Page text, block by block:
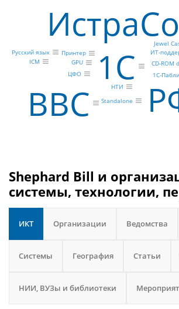
1С
BBC
1С-
НТИ
Standalone
CD-ROM
Принтер ИТ-
Jewel
GPU
ЦФО
Русский язык
ICM
Shephard Bill и
системы, технологии,
ИКТ Организации Ведомства
Системы География Статьи
НИИ, ВУЗы и библиотеки